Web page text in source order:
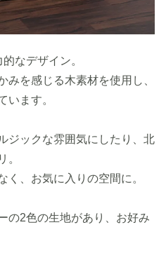
なデザイン。
みを感じる木素材を使用し、
います。
ジックな雰囲気にしたり、北
。
く、お気に入りの空間に。
の2色の生地があり、お好み